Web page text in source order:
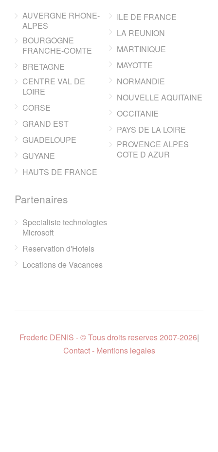
AUVERGNE RHONE-
ALPES
BOURGOGNE
FRANCHE-COMTE
BRETAGNE
CENTRE VAL DE
LOIRE
CORSE
GRAND EST
GUADELOUPE
GUYANE
HAUTS DE FRANCE
ILE DE FRANCE
LA REUNION
MARTINIQUE
MAYOTTE
NORMANDIE
NOUVELLE AQUITAINE
OCCITANIE
PAYS DE LA LOIRE
PROVENCE ALPES
COTE D AZUR
Partenaires
Specialiste technologies
Microsoft
Reservation d'Hotels
Locations de Vacances
Frederic DENIS - © Tous droits reserves 2007-2026|
Contact - Mentions legales